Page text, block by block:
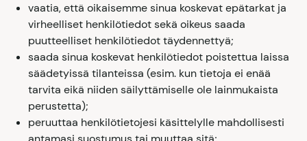
vaatia, että oikaisemme sinua koskevat epätarkat ja
virheelliset henkilötiedot sekä oikeus saada
puutteelliset henkilötiedot täydennettyä;
saada sinua koskevat henkilötiedot poistettua laissa
säädetyissä tilanteissa (esim. kun tietoja ei enää
tarvita eikä niiden säilyttämiselle ole lainmukaista
perustetta);
peruuttaa henkilötietojesi käsittelylle mahdollisesti